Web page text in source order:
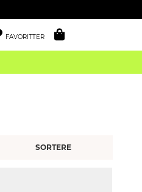
FAVORITTER